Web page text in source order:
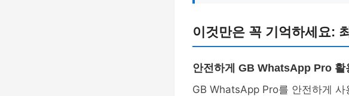
이것만은 꼭 기억하세요:
안전하게 GB WhatsApp Pro 활
GB WhatsApp Pro를 안전하게 사